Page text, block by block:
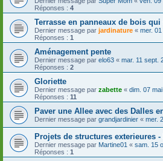
Réponses : 4
Terrasse en panneaux de bois qui
Dernier message par jardinature « mer.
Réponses : 1
Aménagement pente
Dernier message par elo63 « mar. 11 sept.
Réponses : 2
Gloriette
Dernier message par zabette « dim. 07
Réponses : 11
Paver une Allee avec des Dalles
Dernier message par grandjardinier « mer.
Projets de structures exterieures
Dernier message par Martine01 « sam. 15
Réponses : 1